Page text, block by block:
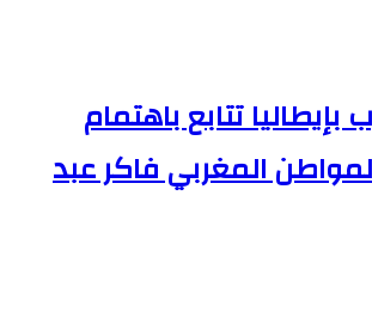
تتابع باهتمام
المغربي فاكر عبد